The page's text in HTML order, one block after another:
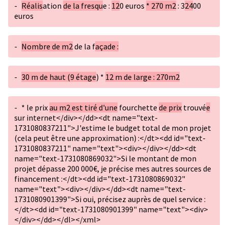
- Réalisation de la fresque : 120 euros * 270 m2: 32400
euros
- Nombre de m2de la façade :
- 30 m de haut (9 étage) * 12 m de large : 270m2
- * le prixau m2 est tiré d'une fourchette de prix trouvée
sur internet</div></dd><dt name="text-
1731080837211">J'estime le budget total de mon projet
(cela peut être une approximation) :</dt><dd id="text-
1731080837211" name="text"><div></div></dd><dt
name="text-1731080869032">Si le montant de mon
projet dépasse 200 000€, je précise mes autres sources de
financement :</dt><dd id="text-1731080869032"
name="text"><div></div></dd><dt name="text-
1731080901399">Si oui, précisez auprès de quel service :
</dt><dd id="text-1731080901399" name="text"><div>
</div></dd></dl></xml>